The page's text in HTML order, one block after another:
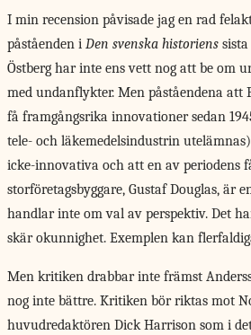
I min recension påvisade jag en rad
påståenden i Den svenska historiens
Östberg har inte ens vett nog att be om
med undanflykter. Men påståendena att
få framgångsrika innovationer sedan
tele- och läkemedelsindustrin
icke-innovativa och att en av periodens
storföretagsbyggare, Gustaf Douglas, är
handlar inte om val av perspektiv. Det
skär okunnighet. Exemplen kan
Men kritiken drabbar inte främst
nog inte bättre. Kritiken bör riktas mot
huvudredaktören Dick Harrison som i